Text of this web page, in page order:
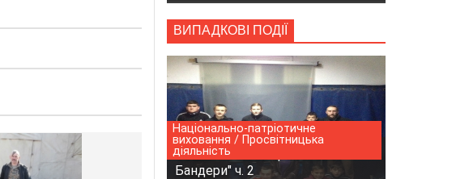
ВИПАДКОВІ ПОДІЇ
Національно-патріотичне
виховання / Просвітницька
діяльність
Фільм - "Таємниці Степана
Бандери" ч. 2